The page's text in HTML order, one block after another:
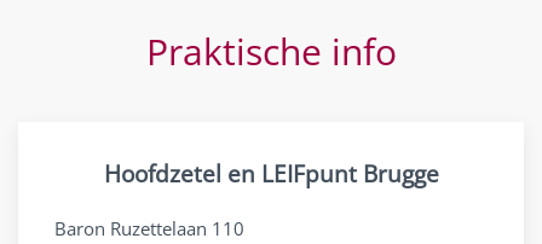
Praktische info
Hoofdzetel en LEIFpunt Brugge
Baron Ruzettelaan 110